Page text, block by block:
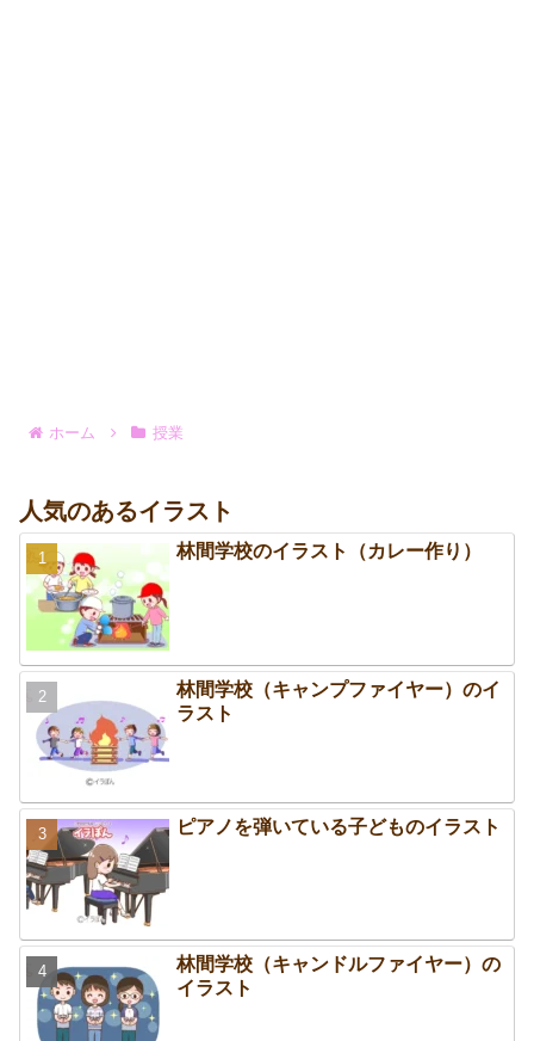
ホーム 授業
人気のあるイラスト
林間学校のイラスト（カレー作り）
林間学校（キャンプファイヤー）のイ
ラスト
ピアノを弾いている子どものイラスト
林間学校（キャンドルファイヤー）の
イラスト